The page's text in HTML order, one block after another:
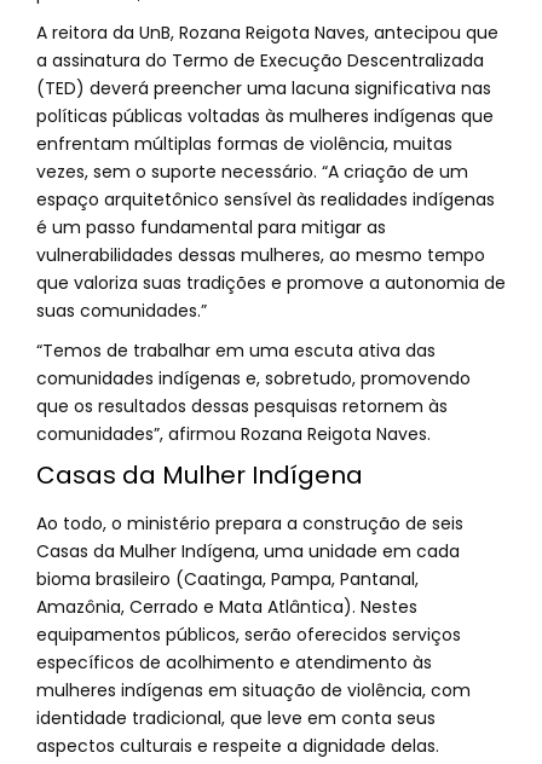
A reitora da UnB, Rozana Reigota Naves, antecipou que
a assinatura do Termo de Execução Descentralizada
(TED) deverá preencher uma lacuna significativa nas
políticas públicas voltadas às mulheres indígenas que
enfrentam múltiplas formas de violência, muitas
vezes, sem o suporte necessário. “A criação de um
espaço arquitetônico sensível às realidades indígenas
é um passo fundamental para mitigar as
vulnerabilidades dessas mulheres, ao mesmo tempo
que valoriza suas tradições e promove a autonomia de
suas comunidades.”
“Temos de trabalhar em uma escuta ativa das
comunidades indígenas e, sobretudo, promovendo
que os resultados dessas pesquisas retornem às
comunidades”, afirmou Rozana Reigota Naves.
Casas da Mulher Indígena
Ao todo, o ministério prepara a construção de seis
Casas da Mulher Indígena, uma unidade em cada
bioma brasileiro (Caatinga, Pampa, Pantanal,
Amazônia, Cerrado e Mata Atlântica). Nestes
equipamentos públicos, serão oferecidos serviços
específicos de acolhimento e atendimento às
mulheres indígenas em situação de violência, com
identidade tradicional, que leve em conta seus
aspectos culturais e respeite a dignidade delas.